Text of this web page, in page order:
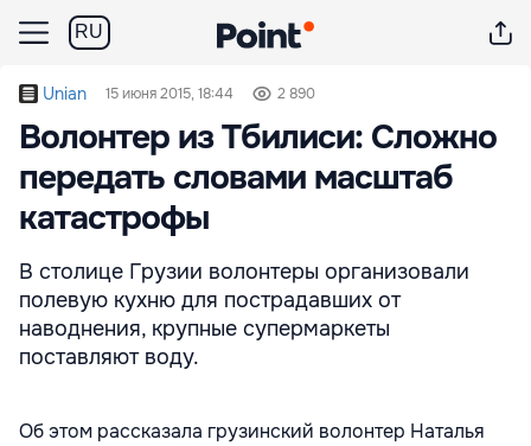
RU
Unian 15 июня 2015, 18:44 2 890
Волонтер из Тбилиси: Сложно
передать словами масштаб
катастрофы
В столице Грузии волонтеры организовали
полевую кухню для пострадавших от
наводнения, крупные супермаркеты
поставляют воду.
Об этом рассказала грузинский волонтер Наталья